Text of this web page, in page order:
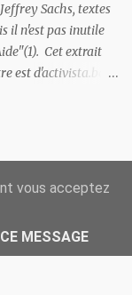
Sachs, textes
il n'est pas inutile
Cet extrait
est d'activista.be).
Jeffrey
de choc, a
il d'un simple
de choc et qu'il
vous acceptez
MESSAGE